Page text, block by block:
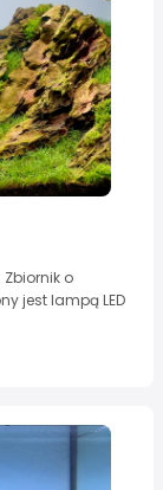
o
jest lampą LED